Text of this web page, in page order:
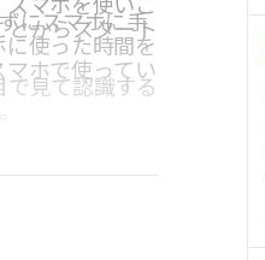
にスマホに手
マホを使いこ
使った時間を
見て認識する
からスタート
ホで使ってい